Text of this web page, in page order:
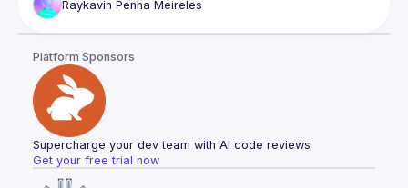
linguagem criada para facilitar o aprendizado de quem está
Raykavin Penha Meireles
Platform Sponsors
Supercharge your dev team with AI code reviews
Get your free trial now